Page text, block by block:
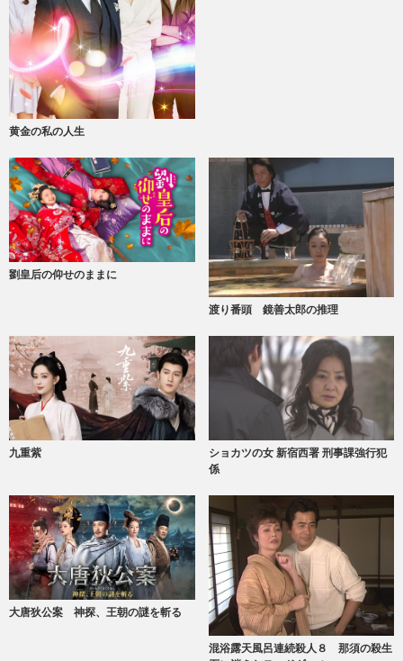
黄金の私の人生
劉皇后の仰せのままに
渡り番頭 鏡善太郎の推理
九重紫
ショカツの女 新宿西署 刑事課強行犯
係
大唐狄公案 神探、王朝の謎を斬る
混浴露天風呂連続殺人８ 那須の殺生